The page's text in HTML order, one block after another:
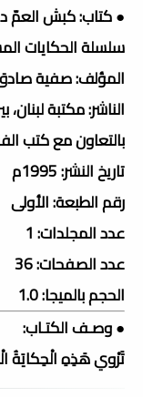
● كتاب: كبش العمّ
سلسلة الحكايات
المؤلف: صفية صادق
الناشر: مكتبة لبنان،
بالتعاون مع كتب
تاريخ النشر: 1995م
رقم الطبعة: الأولى
عدد المجلدات: 1
عدد الصفحات: 36
الحجم بالميجا: 1.0
● وصـف الكتـاب:
تَرْوي هَذِهِ الْحِكايَةُ